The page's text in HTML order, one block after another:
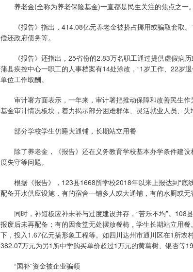
养老金(全称为养老保险基金)一直都是民生关注的焦点之一。
《报告》指出，414.08亿元养老金被挤占挪用或骗取套取。
偿还政府债务等。
《报告》还指出，25省份的2.83万名职工通过提供虚假病历
蒲县疾控中心一职工的人事档案有14处涂改，“1岁工作、22岁
单位工作取酬。
审计署方面表示，一年来，审计署把推动保障和改善民生作
基金审计情况板块，着力揭示部分困难群体、灵活就业人员、失
部分学校学生仍睡大通铺，长期站立用餐
除了养老金，《报告》还在义务教育学校基本办学条件建设
度失守等问题。
根据《报告》，123县1668所学校2018年以来上报达到“底
配备开水供应设施，有的宿舍一铺多人或大通铺，有的水厕或无
同时，补短板应补未补与过度建设并存，“苦乐不均”。108
报废后未再配备；有的因食堂无处摆放餐椅，学生长期站立用
下，投入1.67亿元搞形象工程等。如四川达州市通川区在1所
382.07万元为另1所中学购买单价超过1万元的黄葛树、银杏等
“国补”资金被企业骗领